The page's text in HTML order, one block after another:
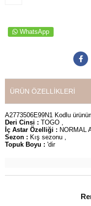
WhatsApp
ÜRÜN ÖZELLIKLERI
A2773506E99N1 Kodlu
Deri Cinsi : TOGO ,
İç Astar Özelliği : NORMAL
Sezon : Kış sezonu ,
Topuk Boyu : 'dir